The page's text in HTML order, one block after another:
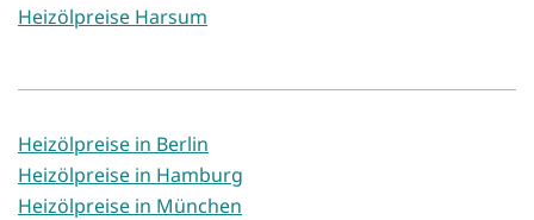
Heizölpreise Harsum
Heizölpreise in Berlin
Heizölpreise in Hamburg
Heizölpreise in München